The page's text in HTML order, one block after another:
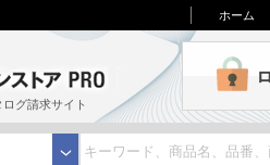
ホーム
グ請求サイト